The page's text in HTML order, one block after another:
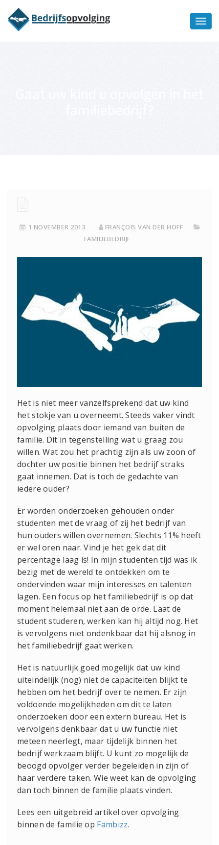
1 NOVEMBER 2013
FRANÇOIS VAN DER HOFF
FAMILIEBEDRIJF
Het is niet meer vanzelfsprekend dat uw kind
het stokje van u overneemt. Steeds vaker vindt
opvolging plaats door iemand van buiten de
familie. Dit in tegenstelling wat u graag zou
willen. Wat zou het prachtig zijn als uw zoon of
dochter uw positie binnen het bedrijf straks
gaat innemen. Dat is toch de gedachte van
iedere ouder?
Er worden onderzoeken gehouden onder
studenten met de vraag of zij het bedrijf van
hun ouders willen overnemen. Slechts 11% heeft
er wel oren naar. Vind je het gek dat dit
percentage laag is! In mijn studenten tijd was ik
bezig met de wereld te ontdekken om te
ondervinden waar mijn interesses en talenten
lagen. Een focus op het familiebedrijf is op dat
moment helemaal niet aan de orde. Laat de
student studeren, werken kan hij altijd nog. Het
is vervolgens niet ondenkbaar dat hij alsnog in
het familiebedrijf gaat werken.
Het is natuurlijk goed mogelijk dat uw kind
uiteindelijk (nog) niet de capaciteiten blijkt te
hebben om het bedrijf over te nemen. Er zijn
voldoende mogelijkheden om dit te laten
onderzoeken door een extern bureau. Het is
vervolgens denkbaar dat u uw functie niet
meteen neerlegt, maar tijdelijk binnen het
bedrijf werkzaam blijft. U kunt zo mogelijk de
beoogd opvolger verder begeleiden in zijn of
haar verdere taken. Wie weet kan de opvolging
dan toch binnen de familie plaats vinden.
Lees een uitgebreid artikel over opvolging
binnen de familie op Fambizz.
bedrijfsopvolging voor fiscaal
juridisch advies
Ik wil meer informatie